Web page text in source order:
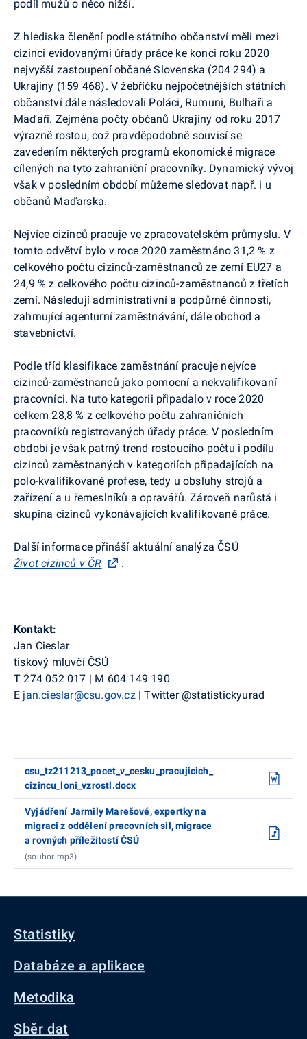
podíl mužů o něco nižší.
Z hlediska členění podle státního občanství měli mezi
cizinci evidovanými úřady práce ke konci roku 2020
nejvyšší zastoupení občané Slovenska (204 294) a
Ukrajiny (159 468). V žebříčku nejpočetnějších státních
občanství dále následovali Poláci, Rumuni, Bulhaři a
Maďaři. Zejména počty občanů Ukrajiny od roku 2017
výrazně rostou, což pravděpodobně souvisí se
zavedením některých programů ekonomické migrace
cílených na tyto zahraniční pracovníky. Dynamický vývoj
však v posledním období můžeme sledovat např. i u
občanů Maďarska.
Nejvíce cizinců pracuje ve zpracovatelském průmyslu. V
tomto odvětví bylo v roce 2020 zaměstnáno 31,2 % z
celkového počtu cizinců-zaměstnanců ze zemí EU27 a
24,9 % z celkového počtu cizinců-zaměstnanců z třetích
zemí. Následují administrativní a podpůrné činnosti,
zahrnující agenturní zaměstnávání, dále obchod a
stavebnictví.
Podle tříd klasifikace zaměstnání pracuje nejvíce
cizinců-zaměstnanců jako pomocní a nekvalifikovaní
pracovníci. Na tuto kategorii připadalo v roce 2020
celkem 28,8 % z celkového počtu zahraničních
pracovníků registrovaných úřady práce. V posledním
období je však patrný trend rostoucího počtu i podílu
cizinců zaměstnaných v kategoriích připadajících na
polo-kvalifikované profese, tedy u obsluhy strojů a
zařízení a u řemeslníků a opravářů. Zároveň narůstá i
skupina cizinců vykonávajících kvalifikované práce.
Další informace přináší aktuální analýza ČSÚ
Život cizinců v ČR
.
Kontakt:
Jan Cieslar
tiskový mluvčí ČSÚ
T 274 052 017 | M 604 149 190
E jan.cieslar@csu.gov.cz | Twitter@statistickyurad
csu_tz211213_pocet_v_cesku_pracujicich_
cizincu_loni_vzrostl.docx
Vyjádření Jarmily Marešové, expertky na
migraci z oddělení pracovních sil, migrace
a rovných příležitostí ČSÚ
(soubor mp3)
Statistiky
Databáze a aplikace
Metodika
Sběr dat